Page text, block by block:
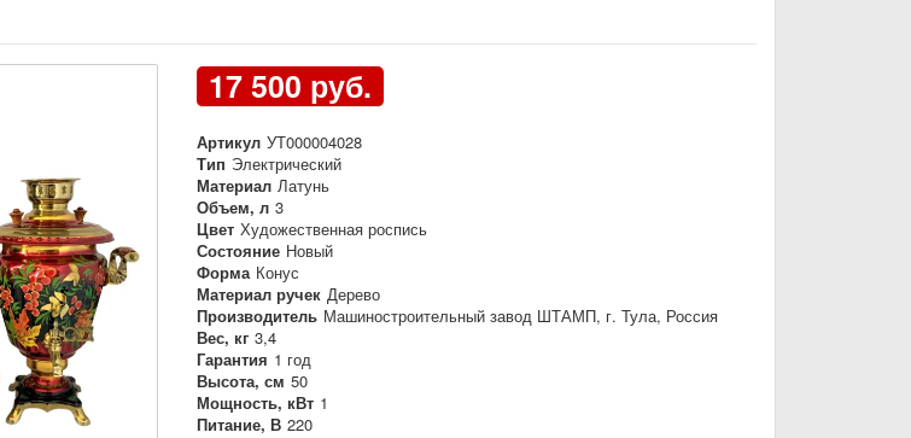
17 500 руб.
Артикул УТ000004028
Тип Электрический
Материал Латунь
Объем, л 3
Цвет Художественная роспись
Состояние Новый
Форма Конус
Материал ручек Дерево
Производитель Машиностроительный завод ШТАМП, г. Тула, Россия
Вес, кг 3,4
Гарантия 1 год
Высота, см 50
Мощность, кВт 1
Питание, В 220